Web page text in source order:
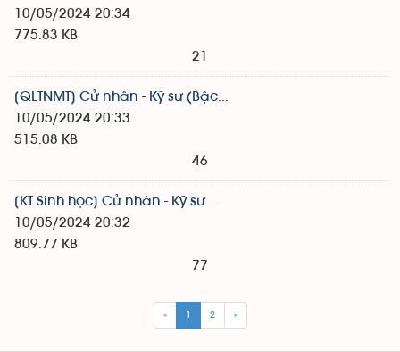
10/05/2024 20:34
775.83 KB
21
[QLTNMT] Cử nhân - Kỹ sư (Bậc...
10/05/2024 20:33
515.08 KB
46
[KT Sinh học] Cử nhân - Kỹ sư...
10/05/2024 20:32
809.77 KB
77
« 1 2 »